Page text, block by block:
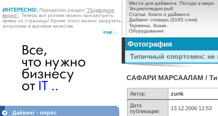
ИНТЕРЕСНО: Переделан раздел "Подводное
видео" . Теперь все ролики можно просмотреть
прямо со страницы! Кроме этого можно загрузить
avi-ролики в высоком качестве
еще ...
Места для дайвинга.
Погода в мире.
Энциклопедия рыб
Статьи.
Книги о дайвинге.
Дайвинг словарь (3165 слов)
Термины. Знаки.
Оборудование
Дайвинг - опрос
Фотография
Типичный спортсмен: не
САФАРИ МАРСААЛАМ /
Автор:
zurik
Дата
публикации:
13.12.2006 12:53